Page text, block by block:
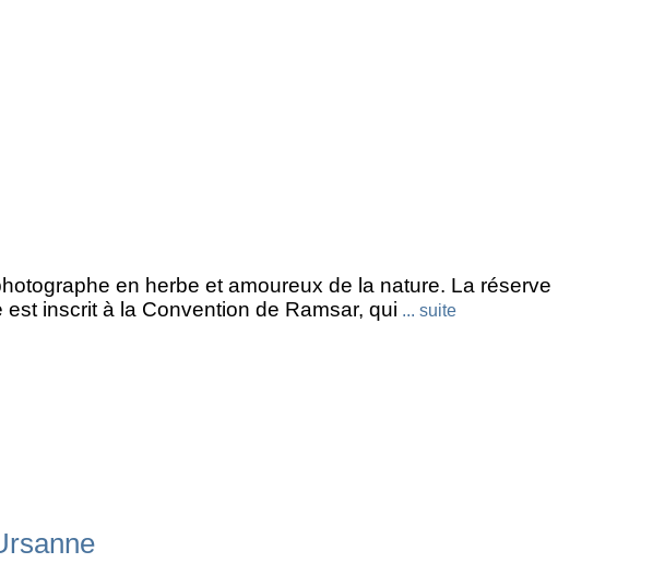
en herbe et amoureux de la nature. La réserve
inscrit à la Convention de Ramsar, qui ... suite